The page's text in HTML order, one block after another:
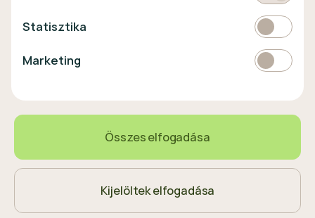
választó
EUR
© 2023 MagNetBank All rights reserved.
Magyar
Statisztika Statisztikai
Marketing Marketing
Összes elfogadása
Kijelöltek elfogadása